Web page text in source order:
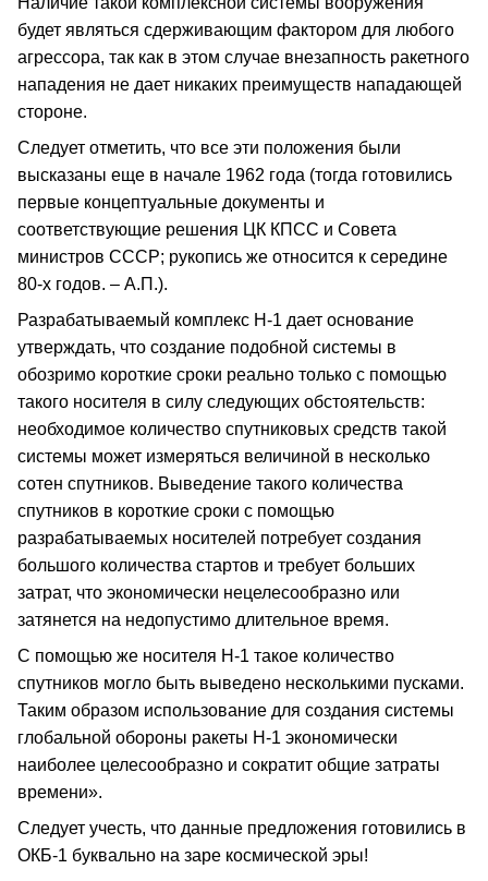
будет являться сдерживающим фактором для любого
агрессора, так как в этом случае внезапность ракетного
нападения не дает никаких преимуществ нападающей
стороне.
Следует отметить, что все эти положения были
высказаны еще в начале 1962 года (тогда готовились
первые концептуальные документы и
соответствующие решения ЦК КПСС и Совета
министров СССР; рукопись же относится к середине
80-х годов. – А.П.).
Разрабатываемый комплекс Н-1 дает основание
утверждать, что создание подобной системы в
обозримо короткие сроки реально только с помощью
такого носителя в силу следующих обстоятельств:
необходимое количество спутниковых средств такой
системы может измеряться величиной в несколько
сотен спутников. Выведение такого количества
спутников в короткие сроки с помощью
разрабатываемых носителей потребует создания
большого количества стартов и требует больших
затрат, что экономически нецелесообразно или
затянется на недопустимо длительное время.
С помощью же носителя Н-1 такое количество
спутников могло быть выведено несколькими пусками.
Таким образом использование для создания системы
глобальной обороны ракеты Н-1 экономически
наиболее целесообразно и сократит общие затраты
времени».
Следует учесть, что данные предложения готовились в
ОКБ-1 буквально на заре космической эры!